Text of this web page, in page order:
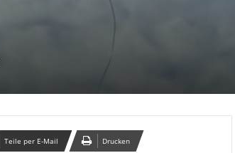
Teile per E-Mail Drucken